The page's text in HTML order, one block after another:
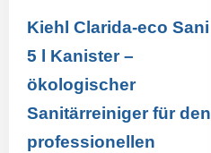
Kiehl Clarida-eco Sani
5 l Kanister –
ökologischer
Sanitärreiniger für den
professionellen